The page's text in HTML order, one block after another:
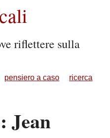
riflettere sulla
pensiero a caso
ricerca
Jean